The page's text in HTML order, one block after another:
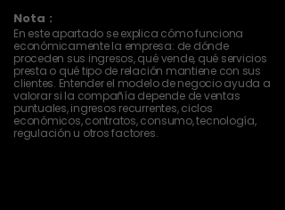
Nota :
En este apartado se explica cómo funciona
económicamente la empresa: de dónde
proceden sus ingresos, qué vende, qué servicios
presta o qué tipo de relación mantiene con sus
clientes. Entender el modelo de negocio ayuda a
valorar si la compañía depende de ventas
puntuales, ingresos recurrentes, ciclos
económicos, contratos, consumo, tecnología,
regulación u otros factores.